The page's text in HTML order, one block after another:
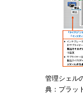
管理シェル
典：プラッ